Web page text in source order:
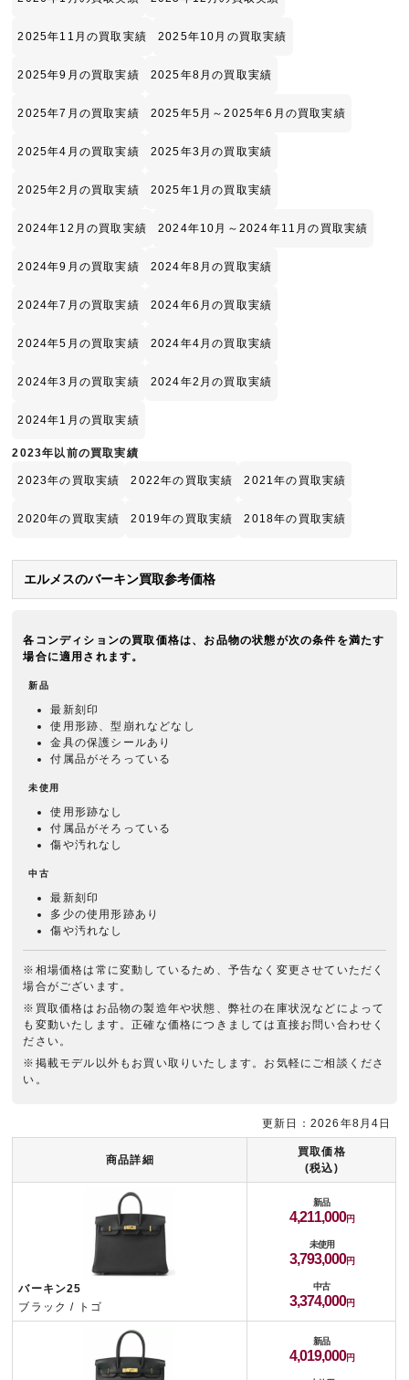
2025年11月の買取実績 2025年10月の買取実績
2025年9月の買取実績 2025年8月の買取実績
2025年7月の買取実績 2025年5月～2025年6月の買取実績
2025年4月の買取実績 2025年3月の買取実績
2025年2月の買取実績 2025年1月の買取実績
2024年12月の買取実績 2024年10月～2024年11月の買取実績
2024年9月の買取実績 2024年8月の買取実績
2024年7月の買取実績 2024年6月の買取実績
2024年5月の買取実績 2024年4月の買取実績
2024年3月の買取実績 2024年2月の買取実績
2024年1月の買取実績
2023年以前の買取実績
2023年の買取実績 2022年の買取実績 2021年の買取実績
2020年の買取実績 2019年の買取実績 2018年の買取実績
エルメスのバーキン買取参考価格
各コンディションの買取価格は、お品物の状態が次の条件を満たす
場合に適用されます。
新品
最新刻印
使用形跡、型崩れなどなし
金具の保護シールあり
付属品がそろっている
未使用
使用形跡なし
付属品がそろっている
傷や汚れなし
中古
最新刻印
多少の使用形跡あり
傷や汚れなし
※相場価格は常に変動しているため、予告なく変更させていただく
場合がございます。
※買取価格はお品物の製造年や状態、弊社の在庫状況などによって
も変動いたします。正確な価格につきましては直接お問い合わせく
ださい。
※掲載モデル以外もお買い取りいたします。お気軽にご相談くださ
い。
商品詳細
買取価格
(税込)
バーキン25
ブラック / トゴ
新品
4,211,000
未使用
3,793,000
中古
3,374,000
新品
4,019,000
更新日：2026年8月4日